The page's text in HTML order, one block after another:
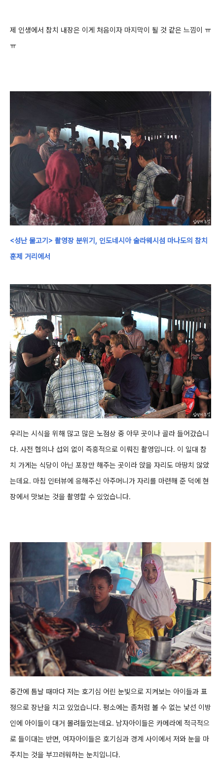
제 인생에서 참치 내장은 이게 처음이자 마지막이 될 것 같은 느낌이 ㅠ
ㅠ
<성난 물고기> 촬영장 분위기, 인도네시아 술라웨시섬 마나도의 참치
훈제 거리에서
우리는 시식을 위해 많고 많은 노점상 중 아무 곳이나 골라 들어갔습니
다. 사전 협의나 섭외 없이 즉흥적으로 이뤄진 촬영입니다. 이 일대 참
치 가게는 식당이 아닌 포장만 해주는 곳이라 앉을 자리도 마땅치 않았
는데요. 마침 인터뷰에 응해주신 아주머니가 자리를 마련해 준 덕에 현
장에서 맛보는 것을 촬영할 수 있었습니다.
중간에 틈날 때마다 저는 호기심 어린 눈빛으로 지켜보는 아이들과 표
정으로 장난을 치고 있었습니다. 평소에는 좀처럼 볼 수 없는 낯선 이방
인에 아이들이 대거 몰려들었는데요. 남자아이들은 카메라에 적극적으
로 들이대는 반면, 여자아이들은 호기심과 경계 사이에서 저와 눈을 마
주치는 것을 부끄러워하는 눈치입니다.